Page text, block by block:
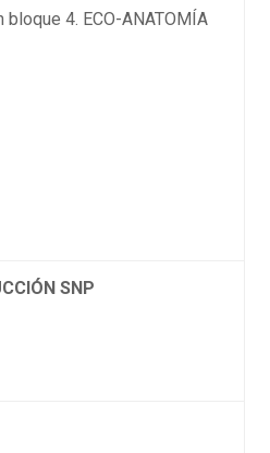
bloque 4. ECO-ANATOMÍA
SNP